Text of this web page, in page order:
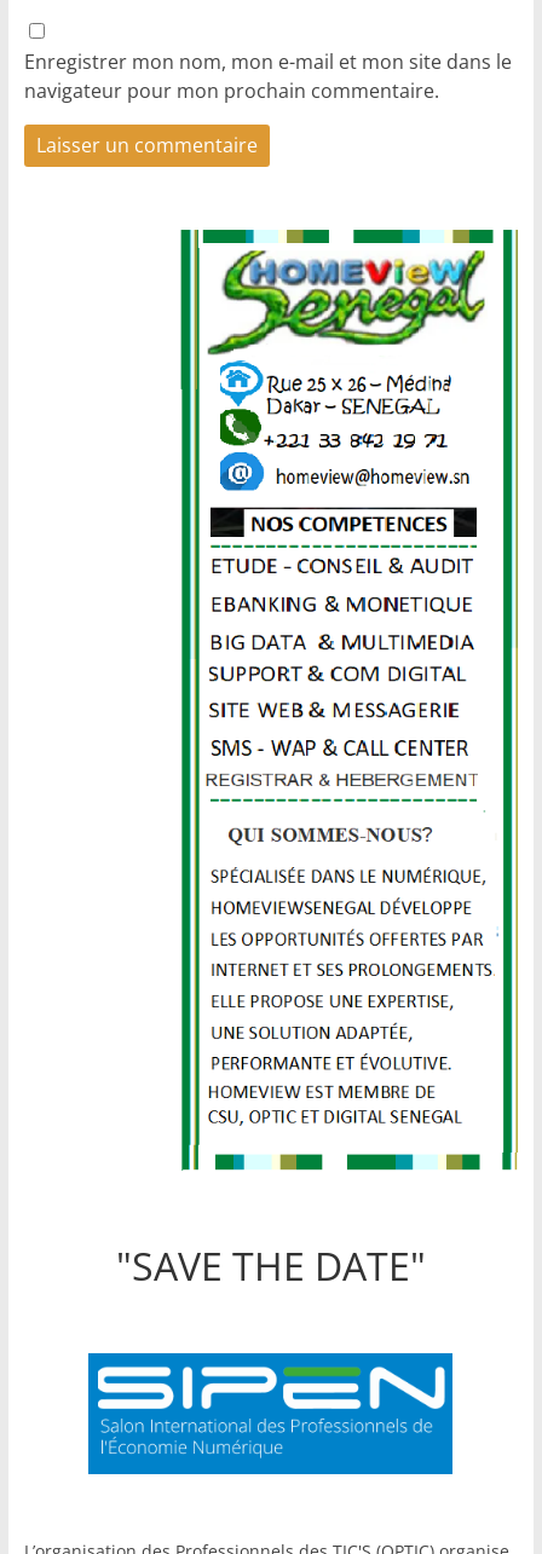
Enregistrer mon nom, mon e-mail et mon site dans le
navigateur pour mon prochain commentaire.
"SAVE THE DATE"